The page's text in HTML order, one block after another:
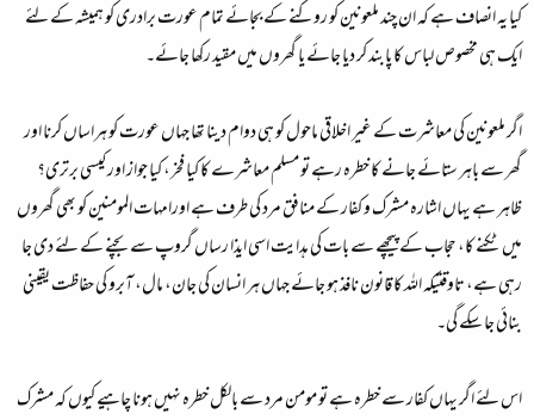
کیا یہ انصاف ہے کہ ان چند ملعونین کو روکنے کے بجائے تمام عورت برادری کو ہمیشہ کے لئے
ایک ہی مخصوص لباس کا پابند کر دیا جائے یا گھروں میں مقید رکھا جائے۔
اگر ملعونین کی معاشرت کے غیر اخلاقی ماحول کو ہی دوام دینا تھا جہاں عورت کو ہراساں کرنا اور
گھر سے باہر ستائے جانے کا خطرہ رہے تو مسلم معاشرے کا کیا فخر، کیا جواز اور کیسی برتری؟
ظاہر ہے یہاں اشارہ مشرک و کفار کے منافق مرد کی طرف ہے اورامہات المومنین کو بھی گھروں
میں ٹکنے کا، حجاب کے پیچھے سے بات کی ہدایت اسی ایذا رساں گروپ سے بچنے کے لئے دی جا
رہی ہے، تاوقتیکہ اللہ کا قانون نافذ ہو جائے جہاں ہر انسان کی جان، مال، آبرو کی حفاظت یقینی
بنائی جا سکے گی۔
اس لئے اگر یہاں کفار سے خطرہ ہے تو مومن مرد سے بالکل خطرہ نہیں ہونا چاہیے کیوں کہ مشرک